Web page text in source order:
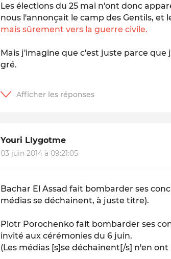
Les élections du 25 mai n'ont donc
nous l'annonçait le camp desGentils, et
mais sûrement vers la guerre civile.
Mais j'imagine que c'est juste parce que
gré.
Youri Llygotme
03 juin 2014 à 09:21:05
Bachar El Assad fait bombarder ses
médias se déchainent, à juste titre).
Piotr Porochenko fait bombarder ses
invité aux cérémonies du 6 juin.
(Les médias [s]se déchainent[/s] n'en ont